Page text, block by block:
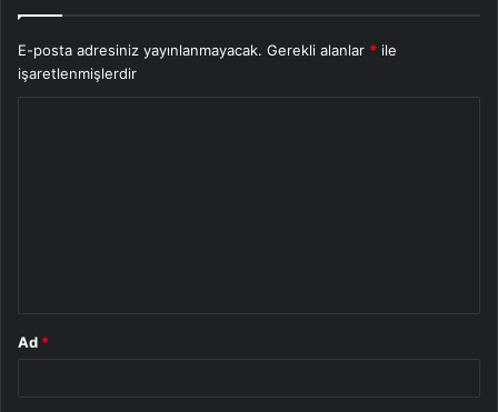
E-posta adresiniz yayınlanmayacak. Gerekli alanlar * ile
işaretlenmişlerdir
Ad *